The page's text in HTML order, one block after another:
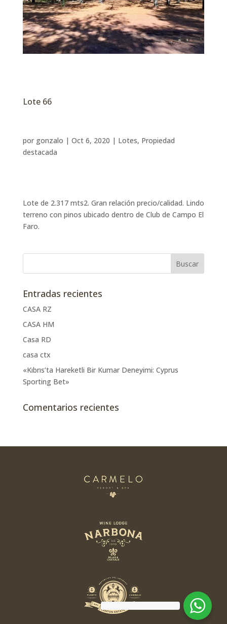
Lote 66
por gonzalo | Oct 6, 2020 | Lotes, Propiedad
destacada
Lote de 2.317 mts2. Gran relación precio/calidad. Lindo
terreno con pinos ubicado dentro de Club de Campo El
Faro.
Entradas recientes
CASA RZ
CASA HM
Casa RD
casa ctx
«Kıbrıs’ta Hareketli Bir Kumar Deneyimi: Cyprus
Sporting Bet»
Comentarios recientes